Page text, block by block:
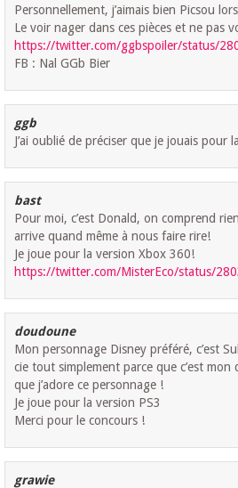
Personnellement, j’aimais bien Picsou
Le voir nager dans ces pièces et ne pas
https://twitter.com/ggbspoiler/status/
FB : Nal GGb Bier
ggb
J’ai oublié de préciser que je jouais pour
bast
Pour moi, c’est Donald, on comprend
arrive quand même à nous faire rire!
Je joue pour la version Xbox 360!
https://twitter.com/MisterEco/status/
doudoune
Mon personnage Disney préféré, c’est
cie tout simplement parce que c’est mon
que j’adore ce personnage !
Je joue pour la version PS3
Merci pour le concours !
grawie